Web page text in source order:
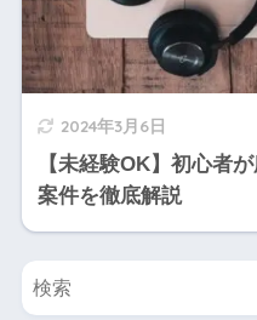
2024年3月6日
【未経験OK】初心者
案件を徹底解説